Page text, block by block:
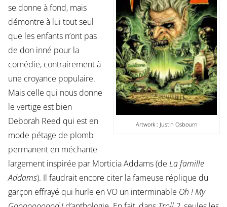
Artwork : Justin Osbourn
se donne à fond, mais
démontre à lui tout seul
que les enfants n’ont pas
de don inné pour la
comédie, contrairement à
une croyance populaire.
Mais celle qui nous donne
le vertige est bien
Deborah Reed qui est en
mode pétage de plomb
permanent en méchante
largement inspirée par Morticia Addams (de La famille
Addams). Il faudrait encore citer la fameuse réplique du
garçon effrayé qui hurle en VO un interminable Oh ! My